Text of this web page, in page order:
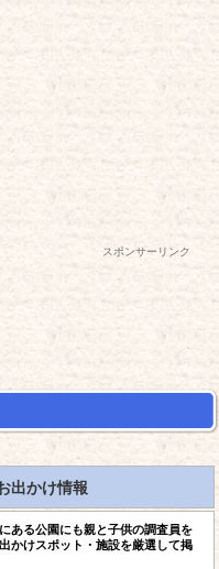
スポンサーリンク
出かけ情報
ある公園にも親と子供の調査員を
かけスポット・施設を厳選して掲